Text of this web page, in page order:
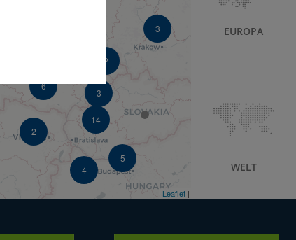
3
3
2
2
4
14
5
6
9
Leaflet | ©
EUROPA
WELT